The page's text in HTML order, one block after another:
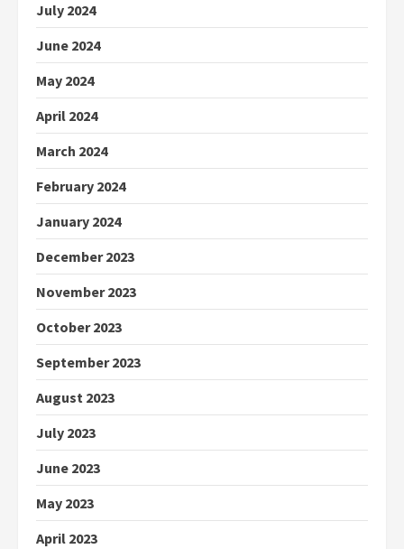
July 2024
June 2024
May 2024
April 2024
March 2024
February 2024
January 2024
December 2023
November 2023
October 2023
September 2023
August 2023
July 2023
June 2023
May 2023
April 2023